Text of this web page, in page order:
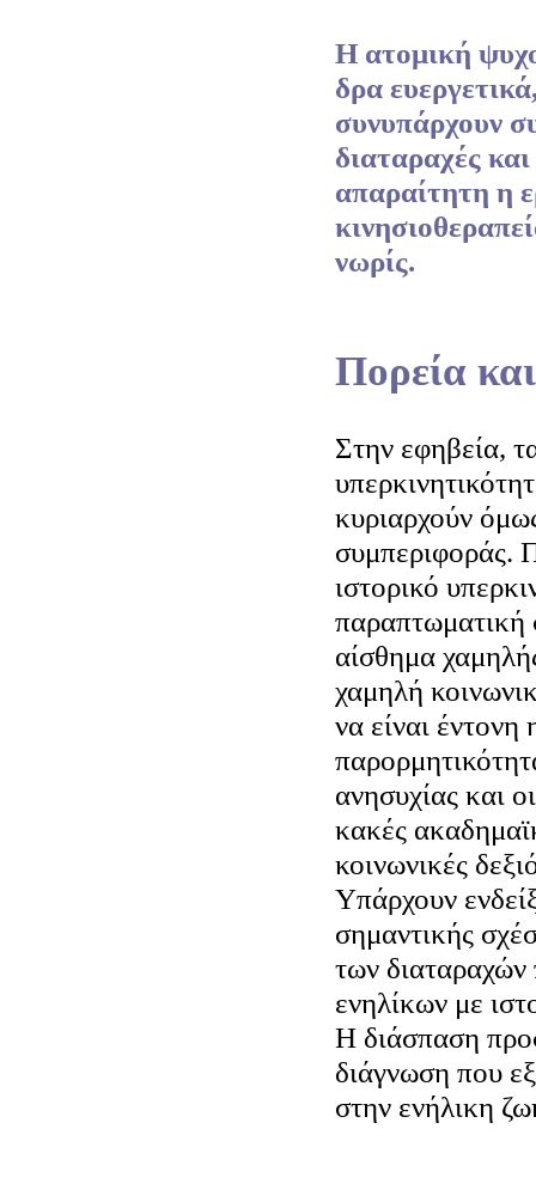
Η ατομική
δρα
συνυπάρχουν
διαταραχές
απαραίτητη η
νωρίς.
Πορεία
Στην εφηβεία,
κυριαρχούν
συμπεριφοράς.
ιστορικό
παραπτωματική
αίσθημα
χαμηλή
να είναι
ανησυχίας και
κακές
κοινωνικές
Υπάρχουν
σημαντικής
των
ενηλίκων με
Η διάσπαση
διάγνωση που
στην ενήλικη